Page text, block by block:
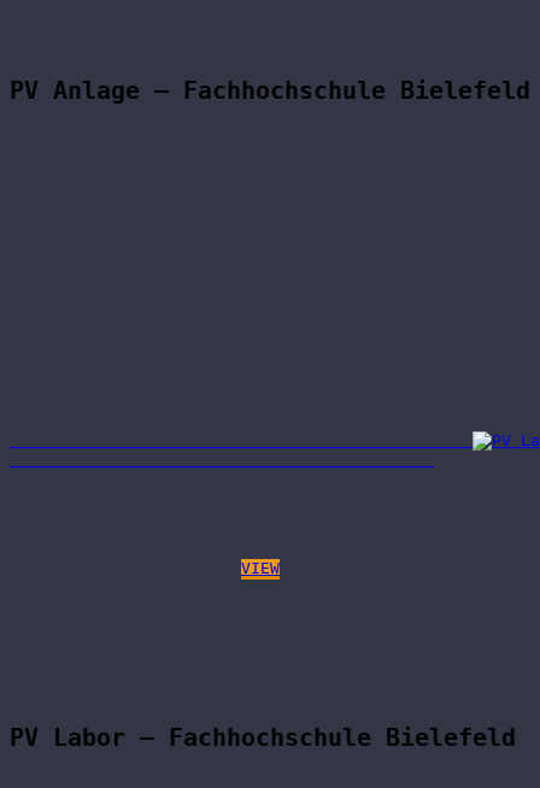
PV Anlage – Fachhochschule Bielefeld
VIEW
PV Labor – Fachhochschule Bielefeld